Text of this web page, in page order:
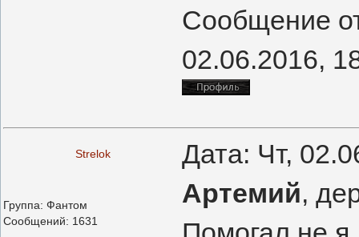
Сообщение
02.06.2016,
Strelok Дата: Чт,
Группа: Фантом
Сообщений: 1631
Артемий,